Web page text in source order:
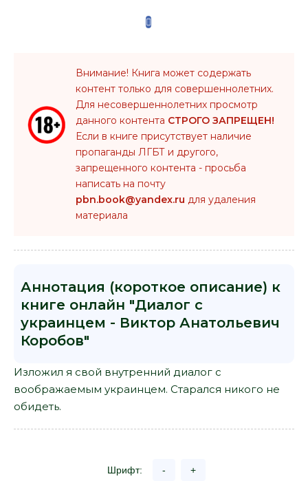
Внимание! Книга может содержать
контент только для совершеннолетних.
Для несовершеннолетних просмотр
данного контента СТРОГО ЗАПРЕЩЕН!
Если в книге присутствует наличие
пропаганды ЛГБТ и другого,
запрещенного контента - просьба
написать на почту
pbn.book@yandex.ru для удаления
материала
Аннотация (короткое описание) к
книге онлайн "Диалог с
украинцем - Виктор Анатольевич
Коробов"
Изложил я свой внутренний диалог с
воображаемым украинцем. Старался никого не
обидеть.
Шрифт: - +